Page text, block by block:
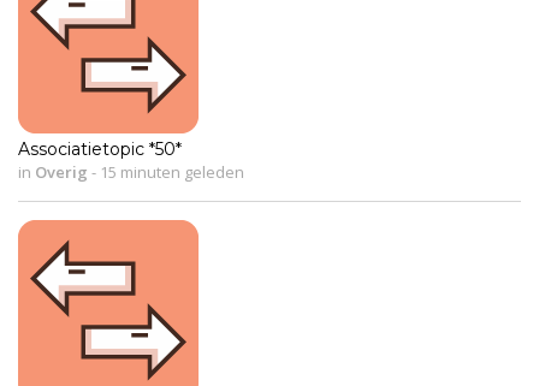
Associatietopic *50*
in Overig - 15 minuten geleden